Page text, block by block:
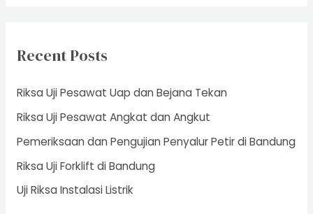
h
:
Recent Posts
Riksa Uji Pesawat Uap dan Bejana Tekan
Riksa Uji Pesawat Angkat dan Angkut
Pemeriksaan dan Pengujian Penyalur Petir di Bandung
Riksa Uji Forklift di Bandung
Uji Riksa Instalasi Listrik